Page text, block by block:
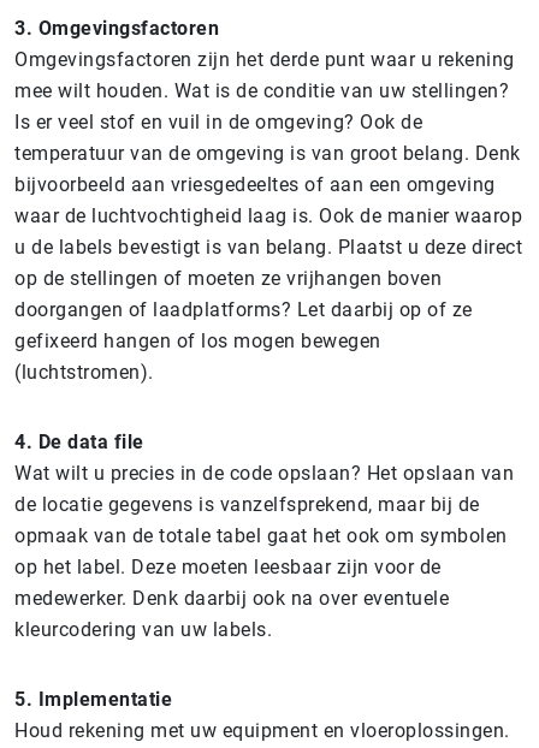
3. Omgevingsfactoren
Omgevingsfactoren zijn het derde punt waar u rekening
mee wilt houden. Wat is de conditie van uw stellingen?
Is er veel stof en vuil in de omgeving? Ook de
temperatuur van de omgeving is van groot belang. Denk
bijvoorbeeld aan vriesgedeeltes of aan een omgeving
waar de luchtvochtigheid laag is. Ook de manier waarop
u de labels bevestigt is van belang. Plaatst u deze direct
op de stellingen of moeten ze vrijhangen boven
doorgangen of laadplatforms? Let daarbij op of ze
gefixeerd hangen of los mogen bewegen
(luchtstromen).
4. De data file
Wat wilt u precies in de code opslaan? Het opslaan van
de locatie gegevens is vanzelfsprekend, maar bij de
opmaak van de totale tabel gaat het ook om symbolen
op het label. Deze moeten leesbaar zijn voor de
medewerker. Denk daarbij ook na over eventuele
kleurcodering van uw labels.
5. Implementatie
Houd rekening met uw equipment en vloeroplossingen.